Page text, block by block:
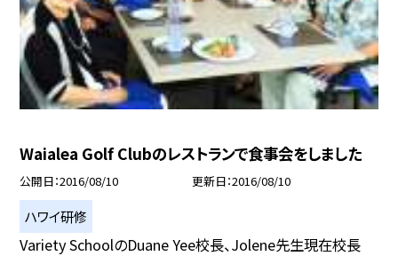
Waialea Golf Clubのレストランで食事会をしました
公開日 2016/08/10 更新日 2016/08/10
ハワイ研修
Variety SchoolのDuane Yee校長、Jolene先生現在校長